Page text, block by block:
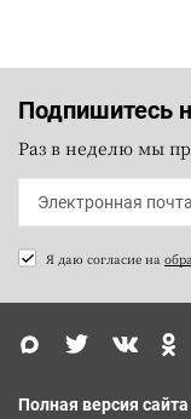
Подпишитесь
Раз в неделю мы
Я даю согласие на
Полная версия сайта